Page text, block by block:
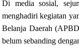
Di media sosial,
menghadiri kegiatan
Belanja Daerah
belum sebanding